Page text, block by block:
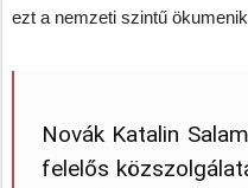
ezt a nemzeti szintű
Novák Katalin
felelős